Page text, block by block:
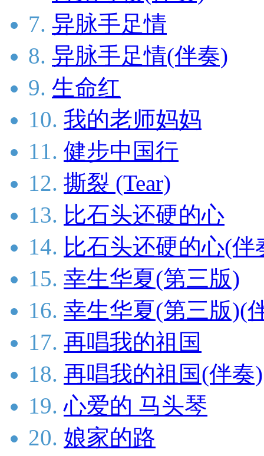
7. 异脉手足情
8. 异脉手足情(伴奏)
9. 生命红
10. 我的老师妈妈
11. 健步中国行
12. 撕裂 (Tear)
13. 比石头还硬的心
14. 比石头还硬的心(伴
15. 幸生华夏(第三版)
16. 幸生华夏(第三版)(
17. 再唱我的祖国
18. 再唱我的祖国(伴奏)
19. 心爱的 马头琴
20. 娘家的路